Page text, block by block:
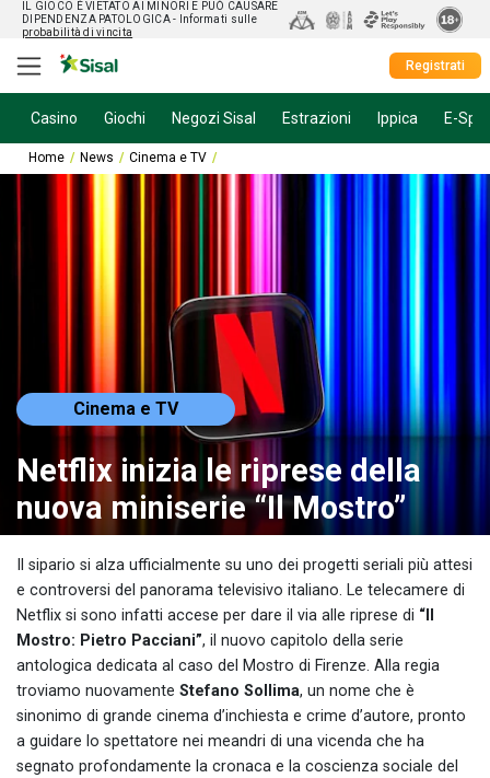
IL GIOCO È VIETATO AI MINORI E PUÒ CAUSARE
DIPENDENZA PATOLOGICA - Informati sulle
probabilità di vincita
Registrati
Casino Giochi Negozi Sisal Estrazioni Ippica E-
Home News Cinema e TV
Cinema e TV
Netflix inizia le riprese della
nuova miniserie “Il Mostro”
Il sipario si alza ufficialmente su uno dei progetti seriali più attesi
e controversi del panorama televisivo italiano. Le telecamere di
Netflix si sono infatti accese per dare il via alle riprese di “Il
Mostro: Pietro Pacciani”, il nuovo capitolo della serie
antologica dedicata al caso del Mostro di Firenze. Alla regia
troviamo nuovamente Stefano Sollima, un nome che è
sinonimo di grande cinema d’inchiesta e crime d’autore, pronto
a guidare lo spettatore nei meandri di una vicenda che ha
segnato profondamente la cronaca e la coscienza sociale del